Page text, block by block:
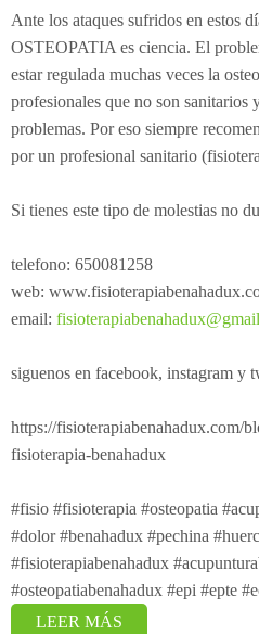
Ante los ataques sufridos en estos
OSTEOPATIA es ciencia. El
estar regulada muchas veces la
profesionales que no son sanitarios
problemas. Por eso siempre
por un profesional sanitario
Si tienes este tipo de molestias no
telefono: 650081258
web:
email:
siguenos en facebook, instagram y
https://fisioterapiabenahadux.com/
fisioterapia-benahadux
#fisio #fisioterapia #osteopatia
#dolor #benahadux #pechina
#fisioterapiabenahadux
#osteopatiabenahadux #epi #epte
LEER MÁS